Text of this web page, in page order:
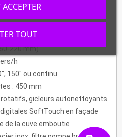
avec isolation thermique
220 mm)
h
150" ou continu
: 450 mm
rotatifs, gicleurs autonettoyants
SoftTouch en façade
de la cuve emboutie
TOUT